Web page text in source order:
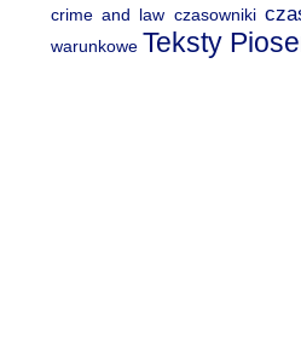
crime and law czasowniki
warunkowe Teksty